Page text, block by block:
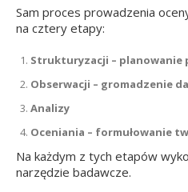
Sam proces prowadzenia
na cztery etapy:
Strukturyzacji – planowanie
Obserwacji – gromadzenie
Analizy
Oceniania – formułowanie
Na każdym z tych etapów
narzędzie badawcze.